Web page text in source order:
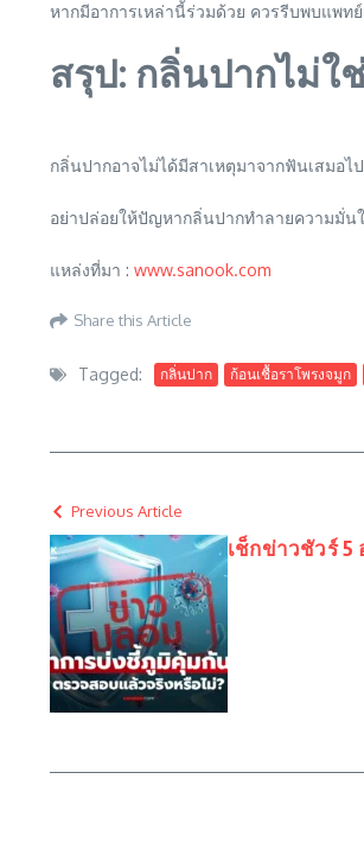
หากมีอาการเหล่านี้ร่วมด้วย ควรรีบพบแพท
สรุป: กลิ่นปากไม่ใ
กลิ่นปากอาจไม่ได้มีสาเหตุมาจากฟันเสมอ
อย่าปล่อยให้ปัญหากลิ่นปากทำลายความมั่น
แหล่งที่มา : www.sanook.com
Share this Article
Tagged: กลิ่นปาก ก้อนเชื้อราโพรงจมูก
Previous Article
เช็กข่าวชัวร์ 5